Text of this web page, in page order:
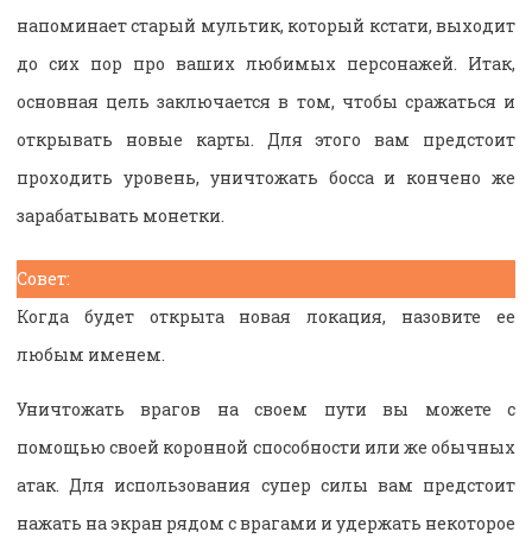
напоминает старый мультик, который кстати, выходит
до сих пор про ваших любимых персонажей. Итак,
основная цель заключается в том, чтобы сражаться и
открывать новые карты. Для этого вам предстоит
проходить уровень, уничтожать босса и кончено же
зарабатывать монетки.
Совет:
Когда будет открыта новая локация, назовите ее
любым именем.
Уничтожать врагов на своем пути вы можете с
помощью своей коронной способности или же обычных
атак. Для использования супер силы вам предстоит
нажать на экран рядом с врагами и удержать некоторое